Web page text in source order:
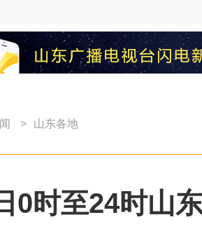
> 山东各地
0时至24时山